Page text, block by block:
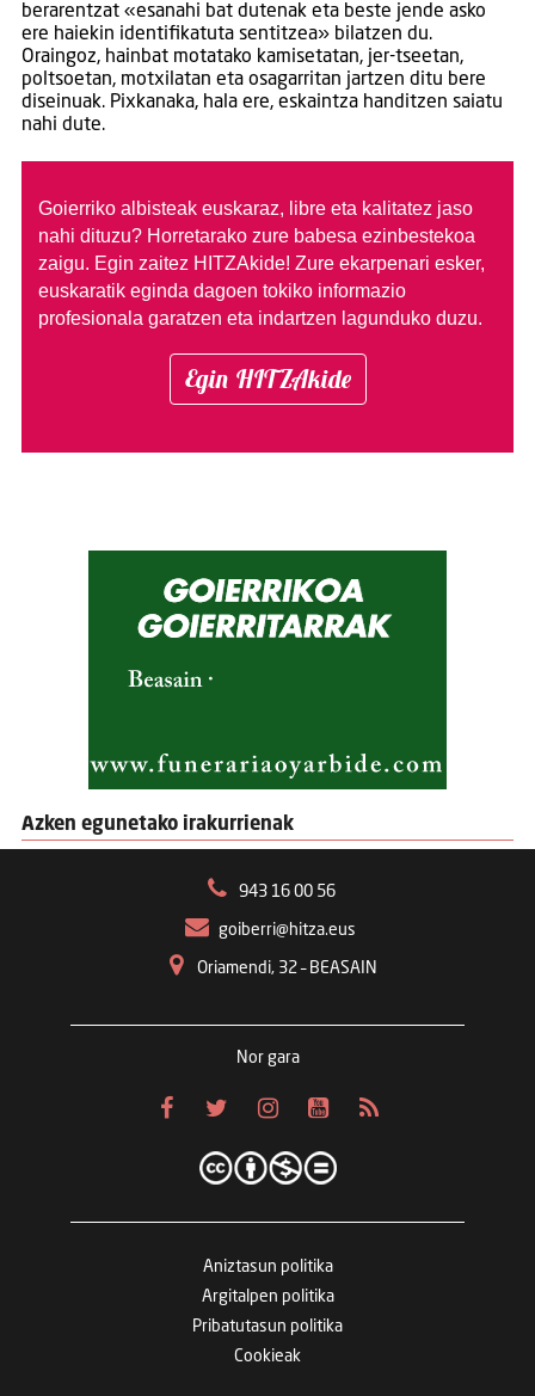
berarentzat «esanahi bat dutenak eta beste jende asko
ere haiekin identifikatuta sentitzea» bilatzen du.
Oraingoz, hainbat motatako kamisetatan, jer-tseetan,
poltsoetan, motxilatan eta osagarritan jartzen ditu bere
diseinuak. Pixkanaka, hala ere, eskaintza handitzen saiatu
nahi dute.
Goierriko albisteak euskaraz, libre eta kalitatez jaso
nahi dituzu? Horretarako zure babesa ezinbestekoa
zaigu. Egin zaitez HITZAkide! Zure ekarpenari esker,
euskaratik eginda dagoen tokiko informazio
profesionala garatzen eta indartzen lagunduko duzu.
Egin HITZAkide
Azken egunetako irakurrienak
943 16 00 56
goiberri@hitza.eus
Oriamendi, 32 – BEASAIN
Nor gara
Aniztasun politika
Argitalpen politika
Pribatutasun politika
Cookieak